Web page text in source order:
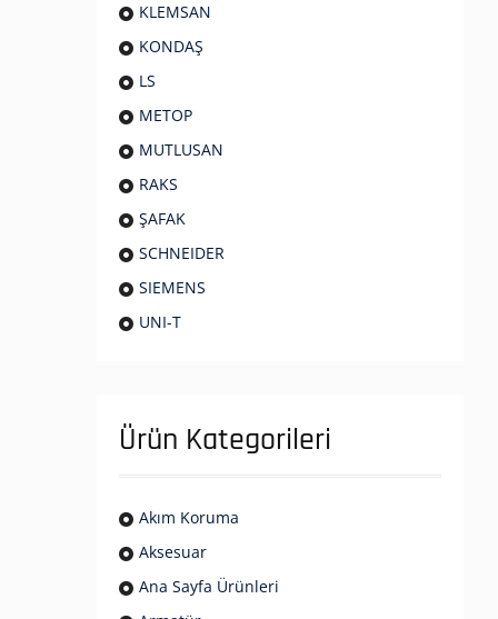
KLEMSAN
KONDAŞ
LS
METOP
MUTLUSAN
RAKS
ŞAFAK
SCHNEIDER
SIEMENS
UNI-T
Ürün Kategorileri
Akım Koruma
Aksesuar
Ana Sayfa Ürünleri